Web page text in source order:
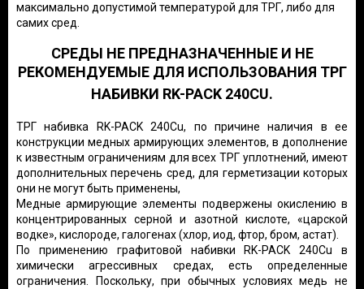
максимально допустимой температурой для ТРГ, либо для
самих сред.
СРЕДЫ НЕ ПРЕДНАЗНАЧЕННЫЕ И НЕ
РЕКОМЕНДУЕМЫЕ ДЛЯ ИСПОЛЬЗОВАНИЯ ТРГ
НАБИВКИ RK-PACK 240CU.
ТРГ набивка RK-PACK 240Cu, по причине наличия в ее
конструкции медных армирующих элементов, в дополнение
к известным ограничениям для всех ТРГ уплотнений, имеют
дополнительных перечень сред, для герметизации которых
они не могут быть применены,
Медные армирующие элементы подвержены окислению в
концентрированных серной и азотной кислоте, «царской
водке», кислороде, галогенах (хлор, иод, фтор, бром, астат).
По применению графитовой набивки RK-PACK 240Cu в
химически агрессивных средах, есть определенные
ограничения. Поскольку, при обычных условиях медь не